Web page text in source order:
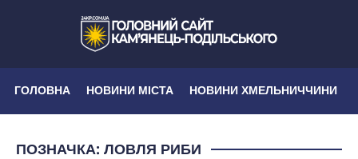
ГОЛОВНА НОВИНИ МІСТА НОВИНИ ХМЕЛЬНИЧЧИНИ
ПОЗНАЧКА: ЛОВЛЯ РИБИ